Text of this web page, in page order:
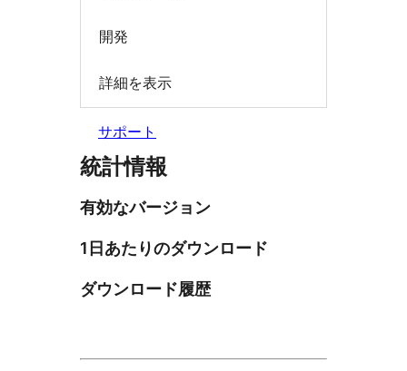
開発
詳細を表示
サポート
統計情報
有効なバージョン
1日あたりのダウンロード
ダウンロード履歴